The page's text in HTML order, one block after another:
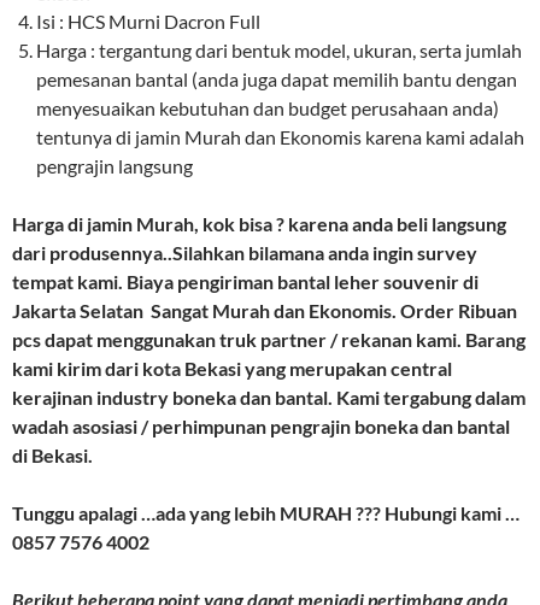
Isi : HCS Murni Dacron Full
Harga : tergantung dari bentuk model, ukuran, serta jumlah
pemesanan bantal (anda juga dapat memilih bantu dengan
menyesuaikan kebutuhan dan budget perusahaan anda)
tentunya di jamin Murah dan Ekonomis karena kami adalah
pengrajin langsung
Harga di jamin Murah, kok bisa ? karena anda beli langsung
dari produsennya..Silahkan bilamana anda ingin survey
tempat kami. Biaya pengiriman bantal leher souvenir di
Jakarta Selatan Sangat Murah dan Ekonomis. Order Ribuan
pcs dapat menggunakan truk partner / rekanan kami. Barang
kami kirim dari kota Bekasi yang merupakan central
kerajinan industry boneka dan bantal. Kami tergabung dalam
wadah asosiasi / perhimpunan pengrajin boneka dan bantal
di Bekasi.
Tunggu apalagi …ada yang lebih MURAH ??? Hubungi kami …
0857 7576 4002
Berikut beberapa point yang dapat menjadi pertimbang anda